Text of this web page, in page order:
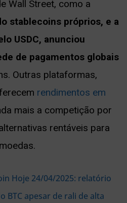
Wall Street, como a
stablecoins próprios, e a
USDC, anunciou
de pagamentos globais
Outras plataformas,
rendimentos em
mais a competição por
rentáveis para
Hoje 24/04/2025: relatório
BTC apesar de rali de alta